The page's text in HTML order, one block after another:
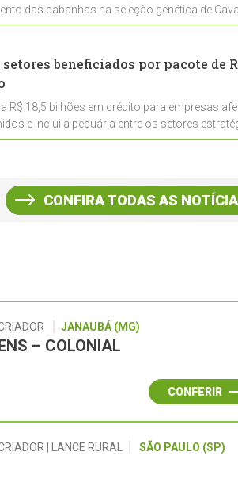
das cabanhas na seleção genética de
beneficiados por pacote de
R$ 18,5 bilhões em crédito para empresas
e inclui a pecuária entre os setores
CONFIRA TODAS AS
JANAUBÁ (MG)
– COLONIAL
CONFERIR
| LANCE RURAL SÃO PAULO (SP)